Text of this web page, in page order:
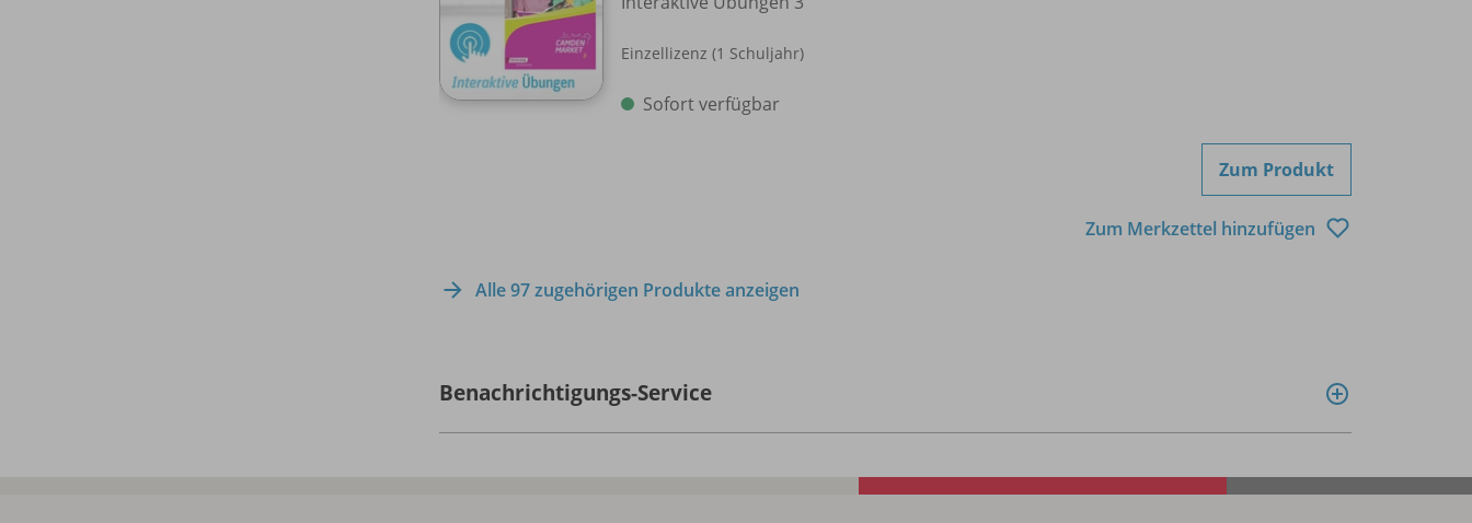
Einzellizenz (1 Schuljahr)
Sofort verfügbar
Zum Produkt
Zum Merkzettel hinzufügen
Alle 97 zugehörigen Produkte anzeigen
Benachrichtigungs-Service